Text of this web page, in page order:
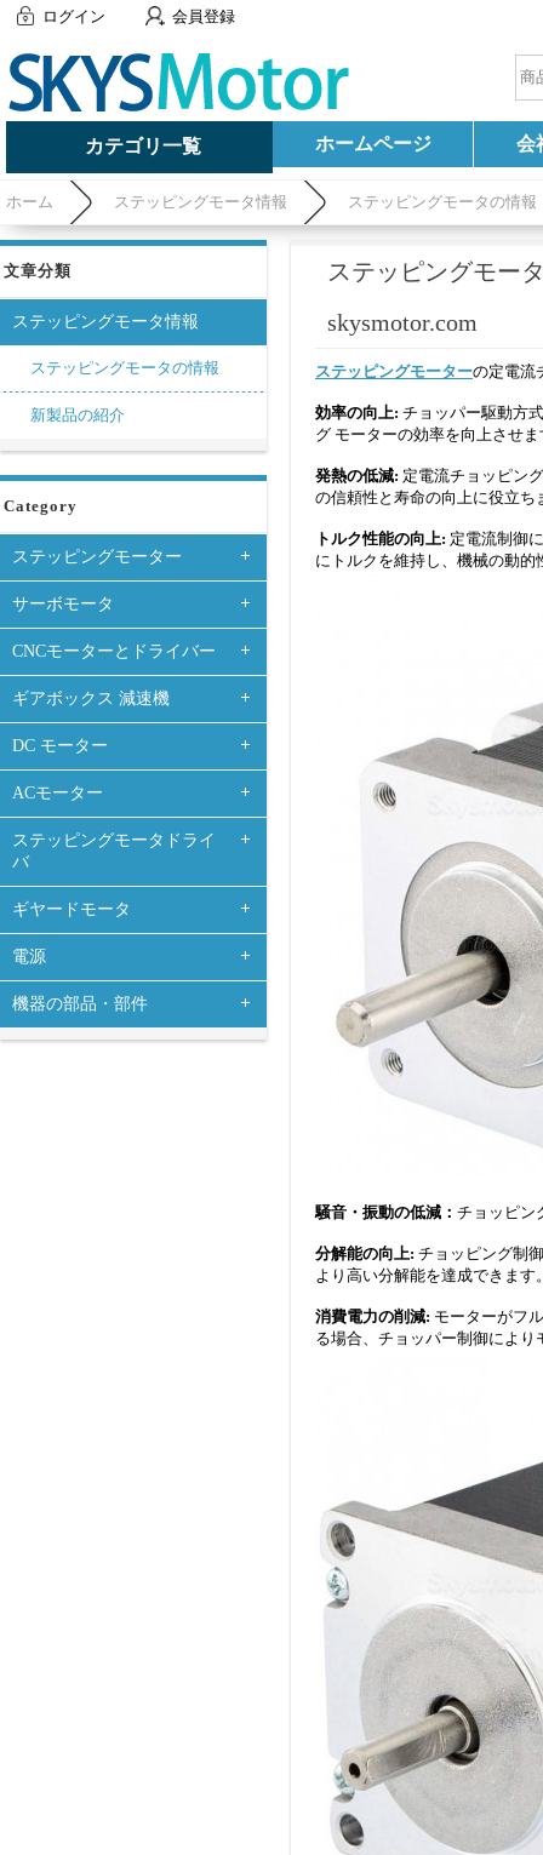
ログイン 会員登録
カテゴリ一覧 ホームページ 会
ホーム ステッピングモータ情報 ステッピングモータの情報
文章分類
ステッピングモータ情報
ステッピングモータの情報
新製品の紹介
Category
ステッピングモーター
サーボモータ
CNCモーターとドライバー
ギアボックス 減速機
DC モーター
ACモーター
ステッピングモータドライ
バ
ギヤードモータ
電源
機器の部品・部件
ステッピングモー
skysmotor.com
ステッピングモーターの定電流
効率の向上: チョッパー駆動方
グ モーターの効率を向上させま
発熱の低減: 定電流チョッピン
の信頼性と寿命の向上に役立ち
トルク性能の向上: 定電流制御
にトルクを維持し、機械の動
騒音・振動の低減： チョッピン
分解能の向上: チョッピング制
より高い分解能を達成できます
消費電力の削減: モーターがフ
る場合、チョッパー制御によ